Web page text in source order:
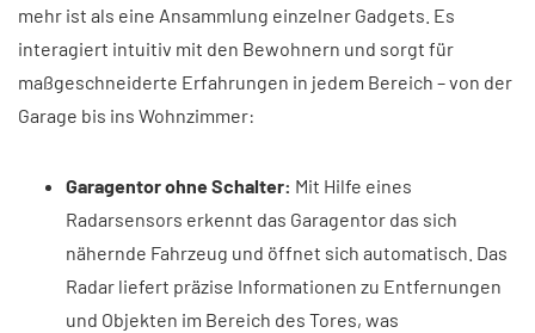
mehr ist als eine Ansammlung einzelner Gadgets. Es
interagiert intuitiv mit den Bewohnern und sorgt für
maßgeschneiderte Erfahrungen in jedem Bereich – von der
Garage bis ins Wohnzimmer:
Garagentor ohne Schalter: Mit Hilfe eines
Radarsensors erkennt das Garagentor das sich
nähernde Fahrzeug und öffnet sich automatisch. Das
Radar liefert präzise Informationen zu Entfernungen
und Objekten im Bereich des Tores, was